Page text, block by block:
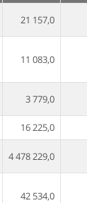
21 157,0
11 083,0
3 779,0
16 225,0
4 478 229,0
42 534,0